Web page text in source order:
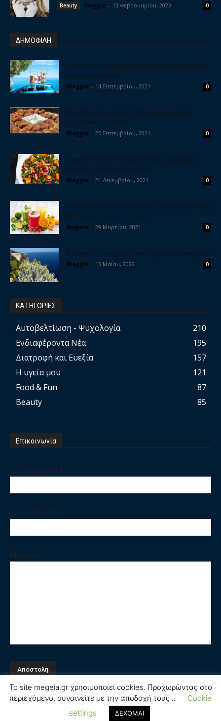
Beauty Maggie - 13 Φεβρουαρίου, 2023 0
ΔΗΜΟΦΙΛΗ
5 υπέροχοι προορισμοί για διακοπές με αυτοκίνητο
κοντά στην Αθήνα
Maggie - 14 Σεπτεμβρίου, 2021 0
Μπιφτέκια λαχανικών, η θεϊκή γεύση που θα
ξετρελλάνει τα παιδιά
Maggie - 25 Σεπτεμβρίου, 2021 0
Χριστουγεννιάτικη σαλάτα με ρόδι, γραβιέρα,
καρύδια, μπαλσάμικο και μέλι
Maggie - 21 Δεκεμβρίου, 2021 0
Φτιάξε σπιτικούς ηλεκτρολύτες για να έχεις δύναμη
& ενέργεια. Εύκολη συνταγή
Megeia - 29 Μαρτίου, 2021 0
Ελίχρυσος, το ισχυρό βότανο της αιώνιας νεότητας
Maggie - 13 Μαΐου, 2022 0
ΚΑΤΗΓΟΡΙΕΣ
Αυτοβελτίωση - Ψυχολογία
210
Ενδιαφέροντα Νέα
195
Διατροφή και Ευεξία
157
Η υγεία μου
121
Food & Fun
87
Beauty
85
Επικοινωνία
Το Ονομα σας*
Το Email σας*
Μηνυμα
Όροι και Προϋποθέσεις
Το site megeia.gr χρησιμοποιεί cookies. Προχωρώντας στο
περιεχόμενο, συναινείτε με την αποδοχή τους ..
Cookie
settings
ΔΕΧΟΜΑΙ